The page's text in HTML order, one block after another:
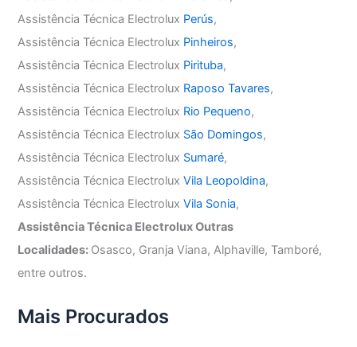
Assistência Técnica Electrolux Perús,
Assistência Técnica Electrolux Pinheiros,
Assistência Técnica Electrolux Pirituba,
Assistência Técnica Electrolux Raposo Tavares,
Assistência Técnica Electrolux Rio Pequeno,
Assistência Técnica Electrolux São Domingos,
Assistência Técnica Electrolux Sumaré,
Assistência Técnica ElectroluxVila Leopoldina,
Assistência Técnica ElectroluxVila Sonia,
Assistência Técnica Electrolux Outras
Localidades: Osasco, Granja Viana, Alphaville, Tamboré,
entre outros.
Mais Procurados